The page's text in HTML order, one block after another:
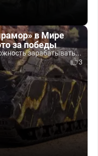
в Мире
за победы
зарабатывать...
3